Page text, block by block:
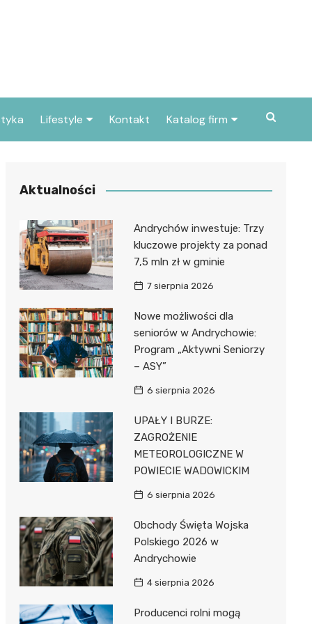
Lifestyle
Poradniki
Dom i ogród
Znane osoby
Pozostałe
Kontakt Katalog firm
Prawo i finanse
Motoryzacja
Edukacja i opieka
Sport i rozrywka
Zwierzęta
Usługi
Aktualności
Andrychów inwestuje: Trzy
kluczowe projekty za ponad
7,5 mln zł w gminie
7 sierpnia 2026
Nowe możliwości dla
seniorów w Andrychowie:
Program „Aktywni Seniorzy
– ASY”
6 sierpnia 2026
UPAŁY I BURZE:
ZAGROŻENIE
METEOROLOGICZNE W
POWIECIE WADOWICKIM
6 sierpnia 2026
Obchody Święta Wojska
Polskiego 2026 w
Andrychowie
4 sierpnia 2026
Producenci rolni mogą